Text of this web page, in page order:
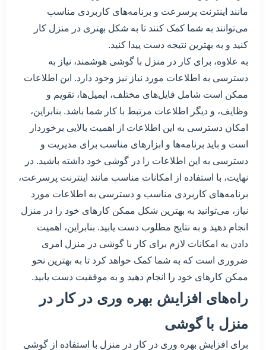
مانند اینترنت پرسرعت و برنامه‌های کاربردی مناسب
می‌توانند به شما کمک کنند تا به شکل بهتری در منزل کار
کنید و به بهترین نتیجه دست پیدا کنید.
به علاوه، برای کار در منزل با گوشی هوشمند، نیاز به
دسترسی به اطلاعات مورد نیاز نیز وجود دارد. این اطلاعات
ممکن است شامل فایل‌های مختلف، ایمیل‌ها، تقویم و
وظایف، و دیگر اطلاعات مرتبط با کار شما باشد. بنابراین،
امکان دسترسی به این اطلاعات از اهمیت بالایی برخوردار
است و باید برنامه‌ها و ابزارهای مناسب برای مدیریت و
دسترسی به این اطلاعات را در گوشی خود داشته باشید. در
نهایت، با استفاده از امکانات مناسب مانند اینترنت پرسرعت،
برنامه‌های کاربردی مناسب و دسترسی به اطلاعات مورد
نیاز، می‌توانید به بهترین شکل ممکن کارهای خود را در منزل
انجام دهید و به نتایج مطلوب دست یابید. بنابراین، اهمیت
دادن به امکانات لازم برای کار با گوشی در منزل امری
ضروری است که به شما کمک خواهد کرد تا به بهترین نحو
ممکن کارهای خود را انجام دهید و به موفقیت دست یابید.
راه‌های افزایش بهره وری در کار در
منزل با گوشی
برای افزایش بهره وری در کار در منزل با استفاده از گوشی